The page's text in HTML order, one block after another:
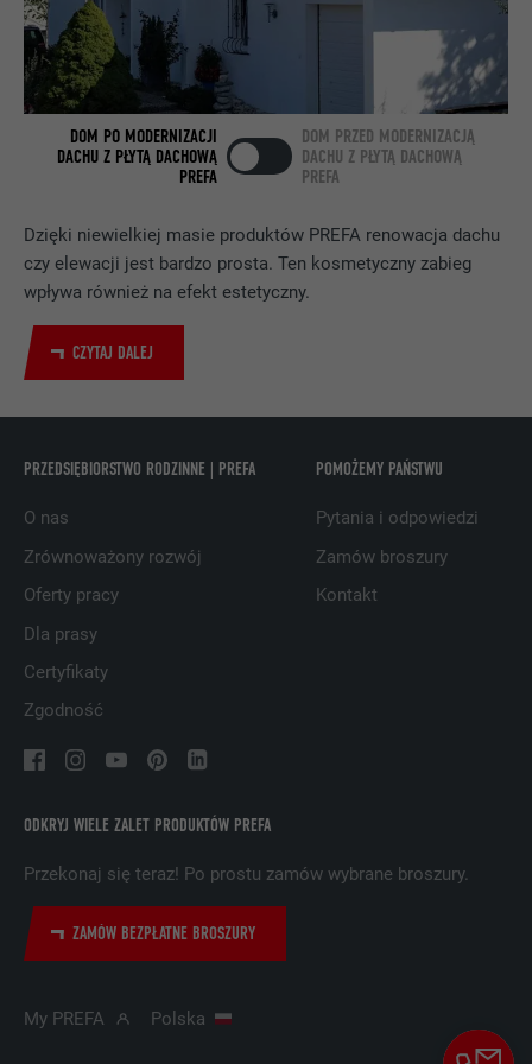
Dzięki niewielkiej masie produktów PREFA renowacja dachu
czy elewacji jest bardzo prosta. Ten kosmetyczny zabieg
wpływa również na efekt estetyczny.
CZYTAJ DALEJ
DOM PO MODERNIZACJI
DACHU Z PŁYTĄ DACHOWĄ
PREFA
DOM PRZED MODERNIZACJĄ
DACHU Z PŁYTĄ DACHOWĄ
PREFA
ODKRYJ WIELE ZALET PRODUKTÓW PREFA
Przekonaj się teraz! Po prostu zamów wybrane broszury.
ZAMÓW BEZPŁATNE BROSZURY
PRZEDSIĘBIORSTWO RODZINNE | PREFA
O nas
Zrównoważony rozwój
Oferty pracy
Dla prasy
Certyfikaty
Zgodność
POMOŻEMY PAŃSTWU
Pytania i odpowiedzi
Zamów broszury
Kontakt
My PREFA Polska
PROCEDURA 2 lata
CEL
Wykorzystuje usługę sieci
społecznościowej LinkedIn do
obserwowania stosowania wstawionych
usług
NAZWA bscookie
DOSTAWCA
PROCEDURA
Wykorzystuje usługę sieci
obserwowania stosowania wstawionych
UserMatchHistory
DOSTAWCA
PROCEDURA
CEL
odwiedzających na kilku witrynach i
na preferencjach odwiedzającego.
DOSTAWCA LinkedIn